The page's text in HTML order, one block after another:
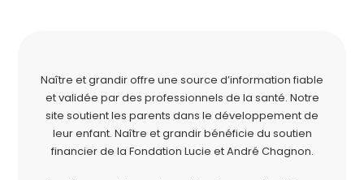
Naître et grandir offre une source d’information fiable
et validée par des professionnels de la santé. Notre
site soutient les parents dans le développement de
leur enfant. Naître et grandir bénéficie du soutien
financier de la Fondation Lucie et André Chagnon.